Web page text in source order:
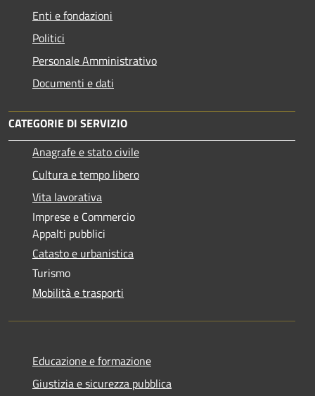
Enti e fondazioni
Politici
Personale Amministrativo
Documenti e dati
CATEGORIE DI SERVIZIO
Anagrafe e stato civile
Cultura e tempo libero
Vita lavorativa
Imprese e Commercio
Appalti pubblici
Catasto e urbanistica
Turismo
Mobilità e trasporti
Educazione e formazione
Giustizia e sicurezza pubblica